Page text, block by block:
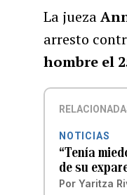
La jueza
arresto
hombre el
NOTICIAS
“Tenía
de su
Por Yaritza